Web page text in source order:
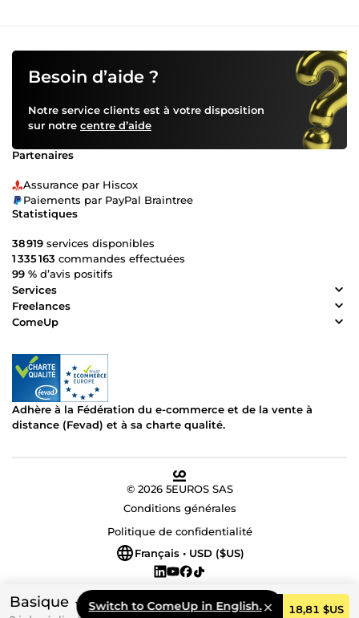
Basique Commander 18,81 $US
Switch to ComeUp in English.
Besoin d’aide ?
Notre service clients est à votre disposition
sur notre centre d’aide
Partenaires
Assurance par Hiscox
Paiements par PayPal Braintree
Statistiques
38 919 services disponibles
1 335 163 commandes effectuées
99 % d’avis positifs
Services
Freelances
ComeUp
Adhère à la Fédération du e-commerce et de la vente à
distance (Fevad) et à sa charte qualité.
© 2026 5EUROS SAS
Conditions générales
Politique de confidentialité
Français • USD ($US)